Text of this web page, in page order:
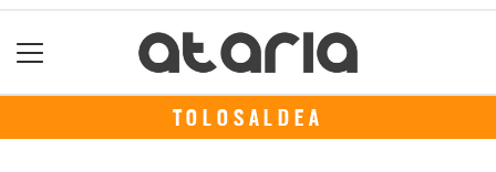
TOLOSALDEA